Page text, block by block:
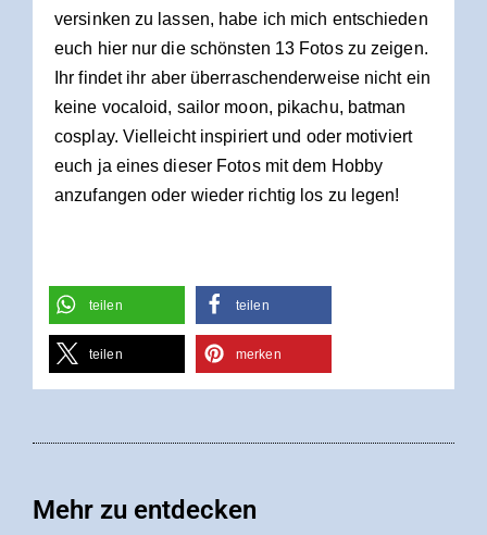
versinken zu lassen, habe ich mich entschieden
euch hier nur die schönsten 13 Fotos zu zeigen.
Ihr findet ihr aber überraschenderweise nicht ein
keine vocaloid, sailor moon, pikachu, batman
cosplay. Vielleicht inspiriert und oder motiviert
euch ja eines dieser Fotos mit dem Hobby
anzufangen oder wieder richtig los zu legen!
teilen teilen
teilen merken
Mehr zu entdecken